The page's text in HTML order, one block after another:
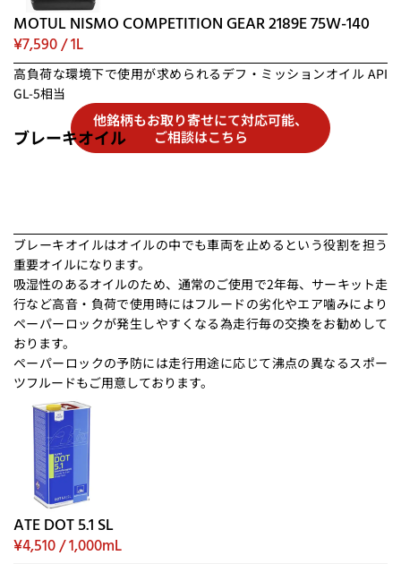
MOTUL NISMO COMPETITION GEAR 2189E 75W-140
¥7,590 / 1L
高負荷な環境下で使用が求められるデフ・ミッションオイル API
GL-5相当
他銘柄もお取り寄せにて対応可能、
ご相談はこちら
ブレーキオイル
ブレーキオイルはオイルの中でも車両を止めるという役割を担う
重要オイルになります。
吸湿性のあるオイルのため、通常のご使用で2年毎、サーキット走
行など高音・負荷で使用時にはフルードの劣化やエア噛みにより
ペーパーロックが発生しやすくなる為走行毎の交換をお勧めして
おります。
ペーパーロックの予防には走行用途に応じて沸点の異なるスポー
ツフルードもご用意しております。
ATE DOT 5.1 SL
¥4,510 / 1,000mL